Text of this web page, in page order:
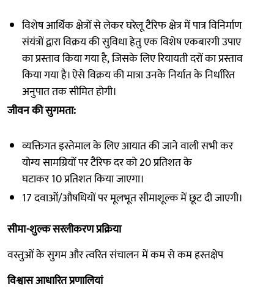
विशेष आर्थिक क्षेत्रों से लेकर घरेलू टैरिफ क्षेत्र में पात्र विनिर्माण
संयंत्रों द्वारा विक्रय की सुविधा हेतु एक विशेष एकबारगी उपाए
का प्रस्ताव किया गया है, जिसके लिए रियायती दरों का प्रस्ताव
किया गया है। ऐसे विक्रय की मात्रा उनके निर्यात के निर्धारित
अनुपात तक सीमित होगी।
जीवन की सुगमता:
व्यक्तिगत इस्तेमाल के लिए आयात की जाने वाली सभी कर
योग्य सामग्रियों पर टैरिफ दर को 20 प्रतिशत के
घटाकर 10 प्रतिशत किया जाएगा।
17 दवाओं/औषधियों पर मूलभूत सीमाशूल्क में छूट दी जाएगी।
सीमा-शुल्क सरलीकरण प्रक्रिया
वस्तुओं के सुगम और त्वरित संचालन में कम से कम हस्तक्षेप
विश्वास आधारित प्रणालियां